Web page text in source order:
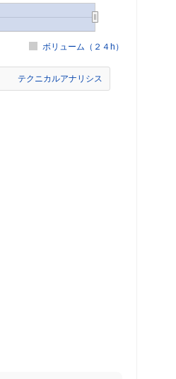
ボリューム（２４h）
テクニカルアナリシス